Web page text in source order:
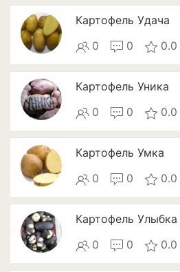
Салат
Свекла
Сельдерей
Томат
Тыква
Цветная капуста
Чеснок
Шпинат
Плодовые деревья и
кустарники
Картофель Удача
0 0 0.0
Картофель Уника
0 0 0.0
Картофель Умка
0 0 0.0
Картофель Улыбка
0 0 0.0